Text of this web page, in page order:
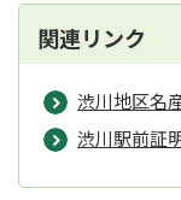
関連リンク
渋川地区名
渋川駅前証